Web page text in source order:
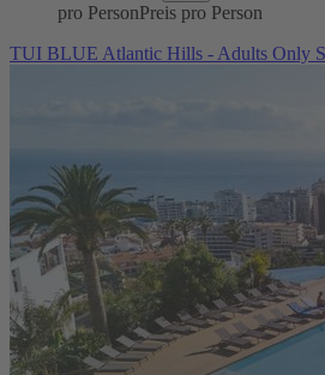
pro PersonPreis pro Person
TUI BLUE Atlantic Hills - Adults Only